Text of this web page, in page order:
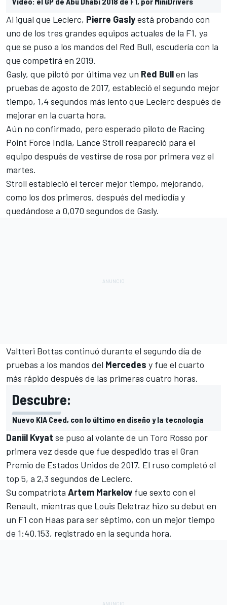
Al igual que Leclerc, Pierre Gaslyestá probando con
uno de los tres grandes equipos actuales de la F1, ya
que se puso a los mandos del Red Bull, escudería con la
que competirá en 2019.
Gasly, que pilotó por última vez un Red Bullen las
pruebas de agosto de 2017, estableció el segundo mejor
tiempo, 1,4 segundos más lento que Leclerc después de
mejorar en la cuarta hora.
Aún no confirmado, pero esperado piloto de Racing
Point Force India, Lance Stroll reapareció para el
equipo después de vestirse de rosa por primera vez el
martes.
Stroll estableció el tercer mejor tiempo, mejorando,
como los dos primeros, después del mediodía y
quedándose a 0,070 segundos de Gasly.
Valtteri Bottas continuó durante el segundo día de
pruebas a los mandos del Mercedes y fue el cuarto
más rápido después de las primeras cuatro horas.
Descubre:
Nuevo KIA Ceed, con lo último en diseño y la tecnología
Daniil Kvyat se puso al volante de un Toro Rosso por
primera vez desde que fue despedido tras el Gran
Premio de Estados Unidos de 2017. El ruso completó el
top 5, a 2,3 segundos de Leclerc.
Su compatriota Artem Markelov fue sexto con el
Renault, mientras que Louis Deletraz hizo su debut en
un F1 con Haas para ser séptimo, con un mejor tiempo
de 1:40.153, registrado en la segunda hora.